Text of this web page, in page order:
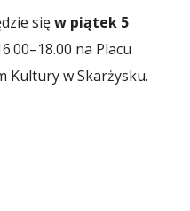
sięw piątek 5
na Placu
Kultury w Skarżysku.